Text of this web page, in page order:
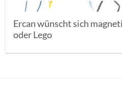
Ercan wünscht sich
oder Lego